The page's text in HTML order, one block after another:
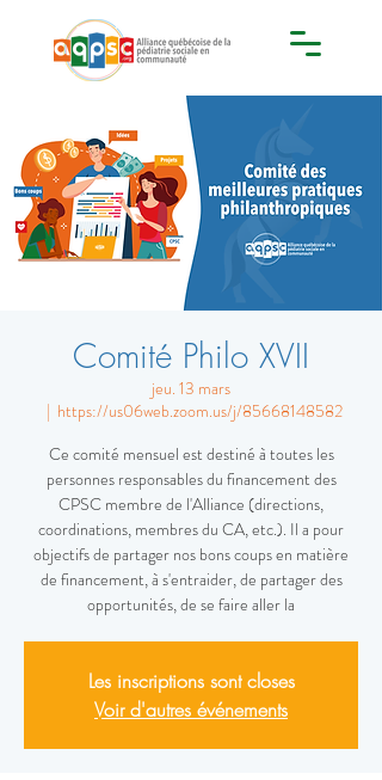
Comité Philo XVII
jeu. 13 mars
  |
https://us06web.zoom.us/j/85668148582
Ce comité mensuel est destiné à toutes les
personnes responsables du financement des
CPSC membre de l'Alliance (directions,
coordinations, membres du CA, etc.). Il a pour
objectifs de partager nos bons coups en matière
de financement, à s'entraider, de partager des
opportunités, de se faire aller la
Les inscriptions sont closes
Voir d'autres événements